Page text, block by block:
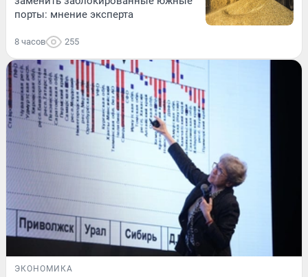
порты: мнение эксперта
8 часов 255
ЭКОНОМИКА